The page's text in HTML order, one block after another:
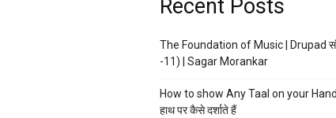
Recent Posts
The Foundation of Music | Drupad
-11) | Sagar Morankar
How to show Any Taal on your Hand
हाथ पर कैसे दर्शाते हैं